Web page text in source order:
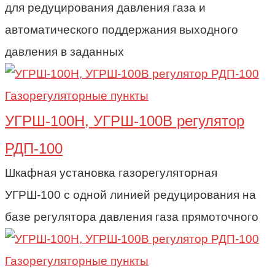
для редуцирования давления газа и
автоматического поддержания выходного
давления в заданных
Газорегуляторные пункты
УГРШ-100Н, УГРШ-100В регулятор
РДП-100
Шкафная установка газорегуляторная
УГРШ-100 с одной линией редуцирования на
базе регулятора давления газа прямоточного
Газорегуляторные пункты